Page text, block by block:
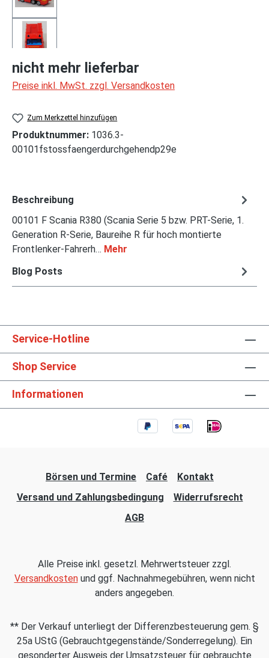
nicht mehr lieferbar
Preise inkl. MwSt. zzgl. Versandkosten
Zum Merkzettel hinzufügen
Produktnummer: 1036.3-
00101fstossfaengerdurchgehendp29e
Beschreibung
00101 F Scania R380 (Scania Serie 5 bzw. PRT-Serie, 1.
Generation R-Serie, Baureihe R für hoch montierte
Frontlenker-Fahrerh… Mehr
Blog Posts
Service-Hotline
Shop Service
Informationen
Börsen und Termine Café
Kontakt
Versand und Zahlungsbedingung
Widerrufsrecht
AGB
Alle Preise inkl. gesetzl. Mehrwertsteuer zzgl.
Versandkostenund ggf. Nachnahmegebühren, wenn nicht
anders angegeben.
** Der Verkauf unterliegt der Differenzbesteuerung gem. §
25a UStG (Gebrauchtgegenstände/Sonderregelung). Ein
gesonderter Ausweis der Umsatzsteuer für gebrauchte